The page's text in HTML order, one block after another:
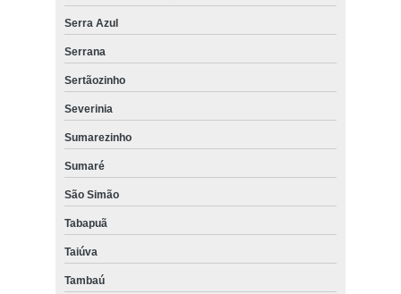
Serra Azul
Serrana
Sertãozinho
Severinia
Sumarezinho
Sumaré
São Simão
Tabapuã
Taiúva
Tambaú